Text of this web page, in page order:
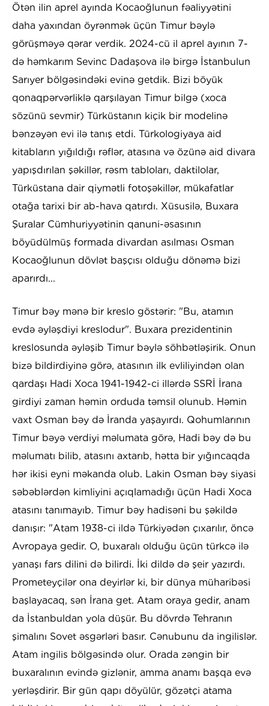
Ötən ilin aprel ayında Kocaoğlunun fəaliyyətini
daha yaxından öyrənmək üçün Timur bəylə
görüşməyə qərar verdik. 2024-cü il aprel ayının 7-
də həmkarım Sevinc Dadaşova ilə birgə İstanbulun
Sarıyer bölgəsindəki evinə getdik. Bizi böyük
qonaqpərvərliklə qarşılayan Timur bilgə (xoca
sözünü sevmir) Türküstanın kiçik bir modelinə
bənzəyən evi ilə tanış etdi. Türkologiyaya aid
kitabların yığıldığı rəflər, atasına və özünə aid divara
yapışdırılan şəkillər, rəsm tabloları, daktilolar,
Türküstana dair qiymətli fotoşəkillər, mükafatlar
otağa tarixi bir ab-hava qatırdı. Xüsusilə, Buxara
Şuralar Cümhuriyyətinin qanuni-əsasının
böyüdülmüş formada divardan asılması Osman
Kocaoğlunun dövlət başçısı olduğu dönəmə bizi
aparırdı...
Timur bəy mənə bir kreslo göstərir: "Bu, atamın
evdə əyləşdiyi kreslodur". Buxara prezidentinin
kreslosunda əyləşib Timur bəylə söhbətləşirik. Onun
bizə bildirdiyinə görə, atasının ilk evliliyindən olan
qardaşı Hadi Xoca 1941-1942-ci illərdə SSRİ İrana
girdiyi zaman həmin orduda təmsil olunub. Həmin
vaxt Osman bəy də İranda yaşayırdı. Qohumlarının
Timur bəyə verdiyi məlumata görə, Hadi bəy də bu
məlumatı bilib, atasını axtarıb, hətta bir yığıncaqda
hər ikisi eyni məkanda olub. Lakin Osman bəy siyasi
səbəblərdən kimliyini açıqlamadığı üçün Hadi Xoca
atasını tanımayıb. Timur bəy hadisəni bu şəkildə
danışır: "Atam 1938-ci ildə Türkiyədən çıxarılır, öncə
Avropaya gedir. O, buxaralı olduğu üçün türkcə ilə
yanaşı fars dilini də bilirdi. İki dildə də şeir yazırdı.
Prometeyçilər ona deyirlər ki, bir dünya müharibəsi
başlayacaq, sən İrana get. Atam oraya gedir, anam
da İstanbuldan yola düşür. Bu dövrdə Tehranın
şimalını Sovet əsgərləri basır. Cənubunu da ingilislər.
Atam ingilis bölgəsində olur. Orada zəngin bir
buxaralının evində gizlənir, amma anamı başqa evə
yerləşdirir. Bir gün qapı döyülür, gözətçi atama